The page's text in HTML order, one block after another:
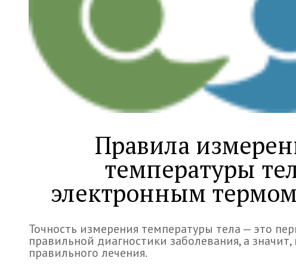
Правила
температуры
электронным
Точность измерения температуры тела — это
правильной диагностики заболевания, а значит,
правильного лечения.